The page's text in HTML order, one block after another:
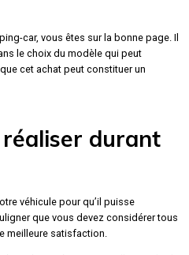
car, vous êtes sur la bonne page. Il
le choix du modèle qui peut
cet achat peut constituer un
durant
véhicule pour qu’il puisse
que vous devez considérer tous
meilleure satisfaction.